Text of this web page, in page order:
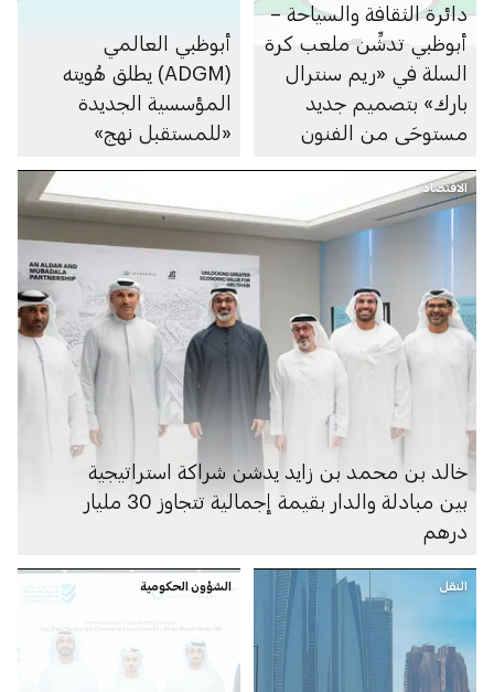
دائرة الثقافة والسياحة –
أبوظبي تدشِّن ملعب كرة
السلة في «ريم سنترال
بارك» بتصميم جديد
مستوحَى من الفنون
أبوظبي العالمي
(ADGM) يطلق هُويته
المؤسسية الجديدة
«للمستقبل نهج»
الاقتصاد
خالد بن محمد بن زايد يدشن شراكة استراتيجية
بين مبادلة والدار بقيمة إجمالية تتجاوز 30 مليار
درهم
النقل الشؤون الحكومية